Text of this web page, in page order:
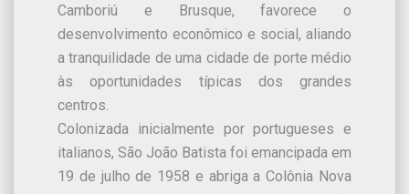
Camboriú e Brusque, favorece o
desenvolvimento econômico e social, aliando
a tranquilidade de uma cidade de porte médio
às oportunidades típicas dos grandes
centros.
Colonizada inicialmente por portugueses e
italianos, São João Batista foi emancipada em
19 de julho de 1958 e abriga a Colônia Nova